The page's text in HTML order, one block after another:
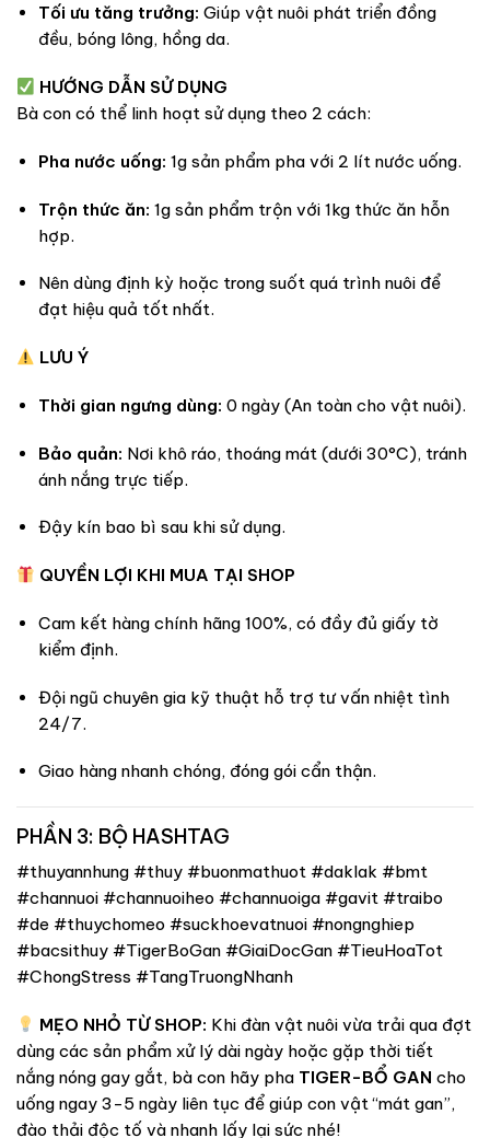
Tối ưu tăng trưởng: Giúp vật nuôi phát triển đồng
đều, bóng lông, hồng da.
HƯỚNG DẪN SỬ DỤNG
Bà con có thể linh hoạt sử dụng theo 2 cách:
Pha nước uống: 1g sản phẩm pha với 2 lít nước uống.
Trộn thức ăn: 1g sản phẩm trộn với 1kg thức ăn hỗn
hợp.
Nên dùng định kỳ hoặc trong suốt quá trình nuôi để
đạt hiệu quả tốt nhất.
LƯU Ý
Thời gian ngưng dùng: 0 ngày (An toàn cho vật nuôi).
Bảo quản: Nơi khô ráo, thoáng mát (dưới 30°C), tránh
ánh nắng trực tiếp.
Đậy kín bao bì sau khi sử dụng.
QUYỀN LỢI KHI MUA TẠI SHOP
Cam kết hàng chính hãng 100%, có đầy đủ giấy tờ
kiểm định.
Đội ngũ chuyên gia kỹ thuật hỗ trợ tư vấn nhiệt tình
24/7.
Giao hàng nhanh chóng, đóng gói cẩn thận.
PHẦN 3: BỘ HASHTAG
#thuyannhung #thuy #buonmathuot #daklak #bmt
#channuoi #channuoiheo #channuoiga #gavit #traibo
#de #thuychomeo #suckhoevatnuoi #nongnghiep
#bacsithuy #TigerBoGan #GiaiDocGan #TieuHoaTot
#ChongStress #TangTruongNhanh
MẸO NHỎ TỪ SHOP: Khi đàn vật nuôi vừa trải qua đợt
dùng các sản phẩm xử lý dài ngày hoặc gặp thời tiết
nắng nóng gay gắt, bà con hãy pha TIGER-BỔ GAN cho
uống ngay 3-5 ngày liên tục để giúp con vật “mát gan”,
đào thải độc tố và nhanh lấy lại sức nhé!